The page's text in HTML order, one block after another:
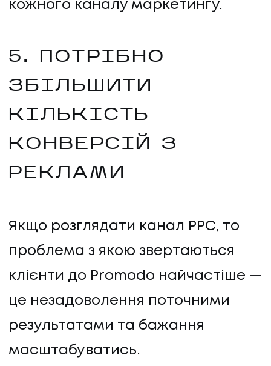
кожного каналу маркетингу.
5. ПОТРІБНО
ЗБІЛЬШИТИ
КІЛЬКІСТЬ
КОНВЕРСІЙ З
РЕКЛАМИ
Якщо розглядати канал PPC, то
проблема з якою звертаються
клієнти до Promodo найчастіше —
це незадоволення поточними
результатами та бажання
масштабуватись.